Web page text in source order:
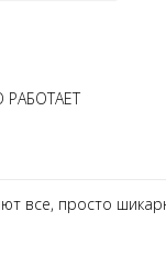
РАБОТАЕТ
все, просто